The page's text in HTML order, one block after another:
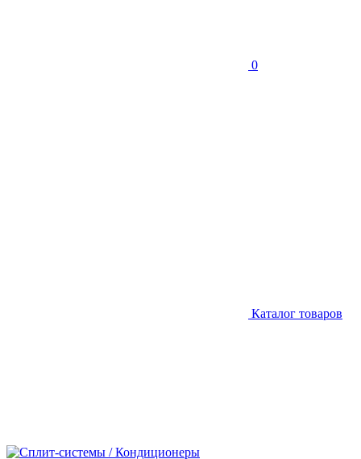
0
Каталог товаров